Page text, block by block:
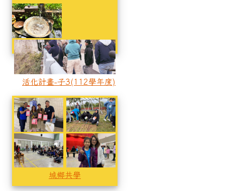
活化計畫-子3(112學年度)
城鄉共學
城鄉共學
城鄉共學